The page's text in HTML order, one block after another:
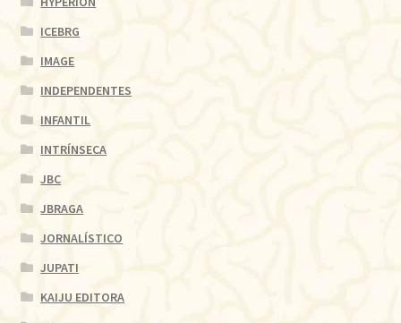
ICEBRG
IMAGE
INDEPENDENTES
INFANTIL
INTRÍNSECA
JBC
JBRAGA
JORNALÍSTICO
JUPATI
KAIJU EDITORA